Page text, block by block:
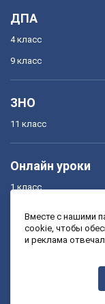
ДПА
4 класс
9 класс
ЗНО
11 класс
Онлайн уроки
1 класс
3 класс
Вместе с нашими
cookie, чтобы
и реклама